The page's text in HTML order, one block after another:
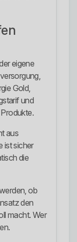
eigene
Gold,
und
aus
ist sicher
die
ob
den
macht. Wer